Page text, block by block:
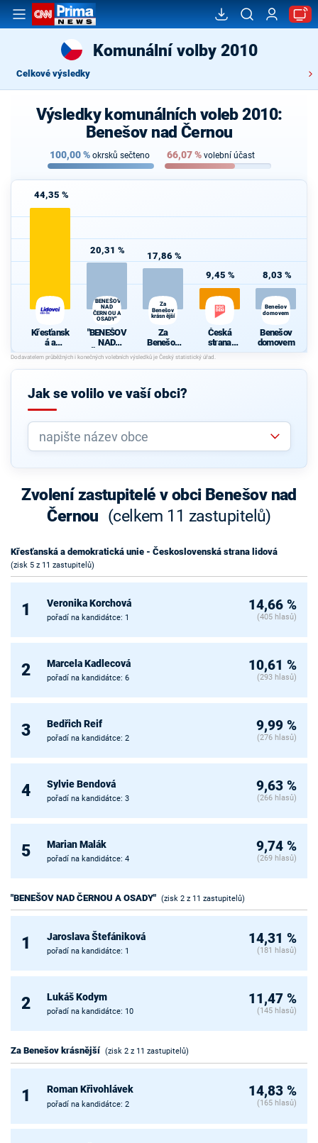
Komunální volby 2010
Celkové výsledky
Výsledky komunálních voleb 2010:
Benešov nad Černou
100,00% okrsků sečteno 66,07% volební účast
44,35 %
Křesťansk
á a
demokrati
cká unie -
Českoslov
strana
20,31 %
"BENEŠOV
NAD
ČERNOU A
OSADY"
"BENEŠOV
NAD
ČERNOU
A OSADY"
17,86 %
Za
Benešov
krásnější
Za
Benešov
krásnější
9,45 %
Česká
strana
sociálně
demokrati
cká
8,03 %
Benešov
domovem
Benešov
domovem
Jak se volilo ve vaší obci?
Zvolení zastupitelé v obci Benešov nad
Černou (celkem 11 zastupitelů)
Křesťanská a demokratická unie - Československá strana lidová
(zisk 5 z 11 zastupitelů)
1 Veronika Korchová
pořadí na kandidátce: 1
14,66 %
(405 hlasů)
2 Marcela Kadlecová
pořadí na kandidátce: 6
10,61 %
(293 hlasů)
3 Bedřich Reif
pořadí na kandidátce: 2
9,99 %
(276 hlasů)
4 Sylvie Bendová
pořadí na kandidátce: 3
9,63 %
(266 hlasů)
5 Marian Malák
pořadí na kandidátce: 4
9,74 %
(269 hlasů)
"BENEŠOV NAD ČERNOU A OSADY" (zisk 2 z 11 zastupitelů)
1 Jaroslava Štefániková
pořadí na kandidátce: 1
14,31 %
(181 hlasů)
2 Lukáš Kodym
pořadí na kandidátce: 10
11,47 %
(145 hlasů)
Za Benešov krásnější (zisk 2 z 11 zastupitelů)
1 Roman Křivohlávek
pořadí na kandidátce: 2
14,83 %
(165 hlasů)